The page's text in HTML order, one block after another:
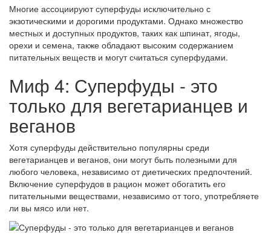
Многие ассоциируют суперфуды исключительно с
экзотическими и дорогими продуктами. Однако множество
местных и доступных продуктов, таких как шпинат, ягоды,
орехи и семена, также обладают высоким содержанием
питательных веществ и могут считаться суперфудами.
Миф 4: Суперфуды - это
только для вегетарианцев и
веганов
Хотя суперфуды действительно популярны среди
вегетарианцев и веганов, они могут быть полезными для
любого человека, независимо от диетических предпочтений.
Включение суперфудов в рацион может обогатить его
питательными веществами, независимо от того, употребляете
ли вы мясо или нет.